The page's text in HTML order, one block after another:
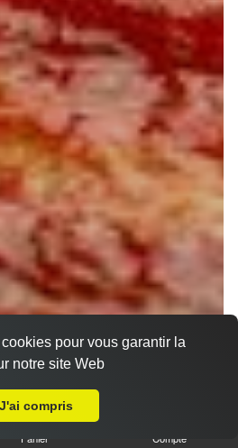
Panier Compte
pour vous garantir la
notre site Web
J'ai compris